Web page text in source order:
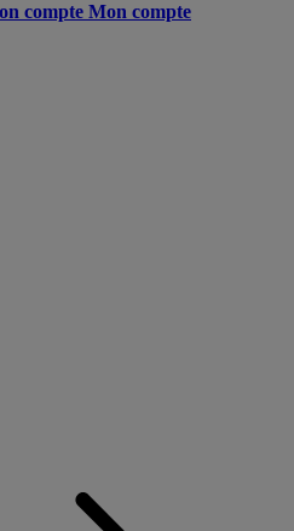
compte Mon compte